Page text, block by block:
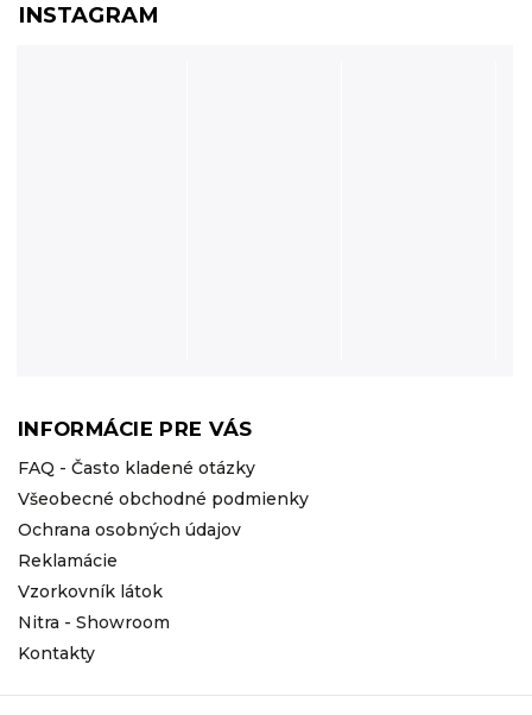
INFORMÁCIE PRE VÁS
FAQ - Často kladené otázky
Všeobecné obchodné podmienky
Ochrana osobných údajov
Reklamácie
Vzorkovník látok
Nitra - Showroom
Kontakty
INSTAGRAM